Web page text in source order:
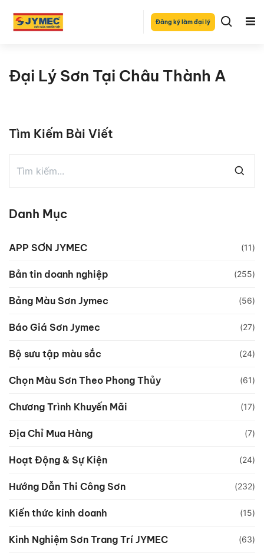
Đăng ký làm đại lý
Đại Lý Sơn Tại Châu Thành A
Tìm Kiếm Bài Viết
Danh Mục
APP SƠN JYMEC (11)
Bản tin doanh nghiệp (255)
Bảng Màu Sơn Jymec (56)
Báo Giá Sơn Jymec (27)
Bộ sưu tập màu sắc (24)
Chọn Màu Sơn Theo Phong Thủy (61)
Chương Trình Khuyến Mãi (17)
Địa Chỉ Mua Hàng (7)
Hoạt Động & Sự Kiện (24)
Hướng Dẫn Thi Công Sơn (232)
Kiến thức kinh doanh (15)
Kinh Nghiệm Sơn Trang Trí JYMEC (63)